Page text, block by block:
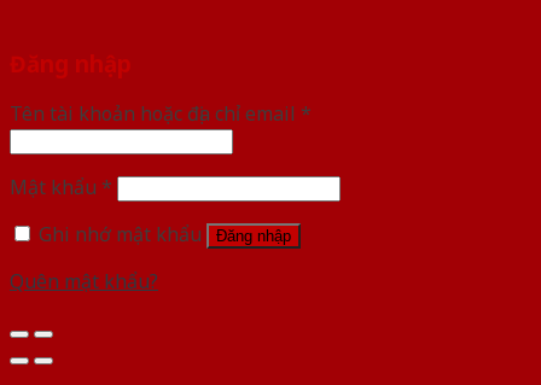
Đăng nhập
Tên tài khoản hoặc địa chỉ email *
Mật khẩu *
Ghi nhớ mật khẩu
Đăng nhập
Quên mật khẩu?